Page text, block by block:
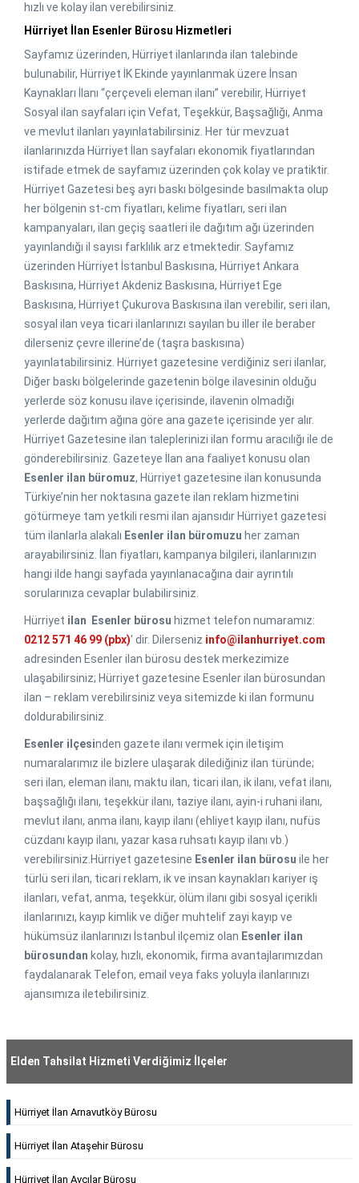
hızlı ve kolay ilan verebilirsiniz.
Hürriyet İlan Esenler Bürosu Hizmetleri
Sayfamız üzerinden, Hürriyet ilanlarında ilan talebinde
bulunabilir, Hürriyet İK Ekinde yayınlanmak üzere İnsan
Kaynakları İlanı “çerçeveli eleman ilanı” verebilir, Hürriyet
Sosyal ilan sayfaları için Vefat, Teşekkür, Başsağlığı, Anma
ve mevlut ilanları yayınlatabilirsiniz. Her tür mevzuat
ilanlarınızda Hürriyet İlan sayfaları ekonomik fiyatlarından
istifade etmek de sayfamız üzerinden çok kolay ve pratiktir.
Hürriyet Gazetesi beş ayrı baskı bölgesinde basılmakta olup
her bölgenin st-cm fiyatları, kelime fiyatları, seri ilan
kampanyaları, ilan geçiş saatleri ile dağıtım ağı üzerinden
yayınlandığı il sayısı farklılık arz etmektedir. Sayfamız
üzerinden Hürriyet İstanbul Baskısına, Hürriyet Ankara
Baskısına, Hürriyet Akdeniz Baskısına, Hürriyet Ege
Baskısına, Hürriyet Çukurova Baskısına ilan verebilir, seri ilan,
sosyal ilan veya ticari ilanlarınızı sayılan bu iller ile beraber
dilerseniz çevre illerine’de (taşra baskısına)
yayınlatabilirsiniz. Hürriyet gazetesine verdiğiniz seri ilanlar,
Diğer baskı bölgelerinde gazetenin bölge ilavesinin olduğu
yerlerde söz konusu ilave içerisinde, ilavenin olmadığı
yerlerde dağıtım ağına göre ana gazete içerisinde yer alır.
Hürriyet Gazetesine ilan taleplerinizi ilan formu aracılığı ile de
gönderebilirsiniz. Gazeteye İlan ana faaliyet konusu olan
Esenler ilan büromuz, Hürriyet gazetesine ilan konusunda
Türkiye’nin her noktasına gazete ilan reklam hizmetini
götürmeye tam yetkili resmi ilan ajansıdır Hürriyet gazetesi
tüm ilanlarla alakalı Esenler ilan büromuzu her zaman
arayabilirsiniz. İlan fiyatları, kampanya bilgileri, ilanlarınızın
hangi ilde hangi sayfada yayınlanacağına dair ayrıntılı
sorularınıza cevaplar bulabilirsiniz.
Hürriyet ilan Esenler bürosu hizmet telefon numaramız:
0212 571 46 99 (pbx)′ dir. Dilerseniz info@ilanhurriyet.com
adresinden Esenler ilan bürosu destek merkezimize
ulaşabilirsiniz; Hürriyet gazetesine Esenler ilan bürosundan
ilan – reklam verebilirsiniz veya sitemizde ki ilan formunu
doldurabilirsiniz.
Esenler ilçesinden gazete ilanı vermek için iletişim
numaralarımız ile bizlere ulaşarak dilediğiniz ilan türünde;
seri ilan, eleman ilanı, maktu ilan, ticari ilan, ik ilanı, vefat ilanı,
başsağlığı ilanı, teşekkür ilanı, taziye ilanı, ayin-i ruhani ilanı,
mevlut ilanı, anma ilanı, kayıp ilanı (ehliyet kayıp ilanı, nufüs
cüzdanı kayıp ilanı, yazar kasa ruhsatı kayıp ilanı vb.)
verebilirsiniz.Hürriyet gazetesine Esenler ilan bürosu ile her
türlü seri ilan, ticari reklam, ik ve insan kaynakları kariyer iş
ilanları, vefat, anma, teşekkür, ölüm ilanı gibi sosyal içerikli
ilanlarınızı, kayıp kimlik ve diğer muhtelif zayi kayıp ve
hükümsüz ilanlarınızı İstanbul ilçemiz olan Esenler ilan
bürosundan kolay, hızlı, ekonomik, firma avantajlarımızdan
faydalanarak Telefon, email veya faks yoluyla ilanlarınızı
ajansımıza iletebilirsiniz.
Elden Tahsilat Hizmeti Verdiğimiz İlçeler
Hürriyet İlan Arnavutköy Bürosu
Hürriyet İlan Ataşehir Bürosu
Hürriyet İlan Avcılar Bürosu